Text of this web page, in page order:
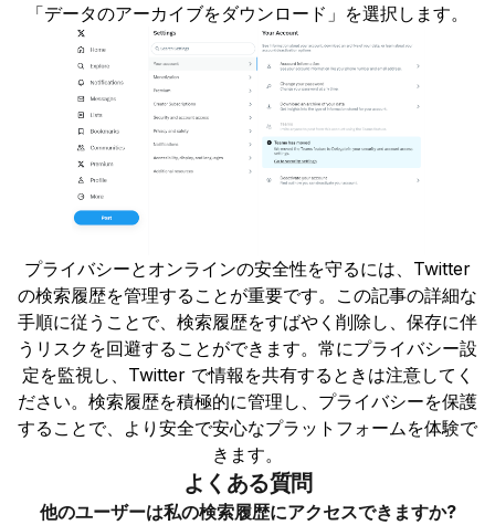
「データのアーカイブをダウンロード」を選択します。
プライバシーとオンラインの安全性を守るには、Twitter
の検索履歴を管理することが重要です。この記事の詳細な
手順に従うことで、検索履歴をすばやく削除し、保存に伴
うリスクを回避することができます。常にプライバシー設
定を監視し、Twitter で情報を共有するときは注意してく
ださい。検索履歴を積極的に管理し、プライバシーを保護
することで、より安全で安心なプラットフォームを体験で
きます。
よくある質問
他のユーザーは私の検索履歴にアクセスできますか?